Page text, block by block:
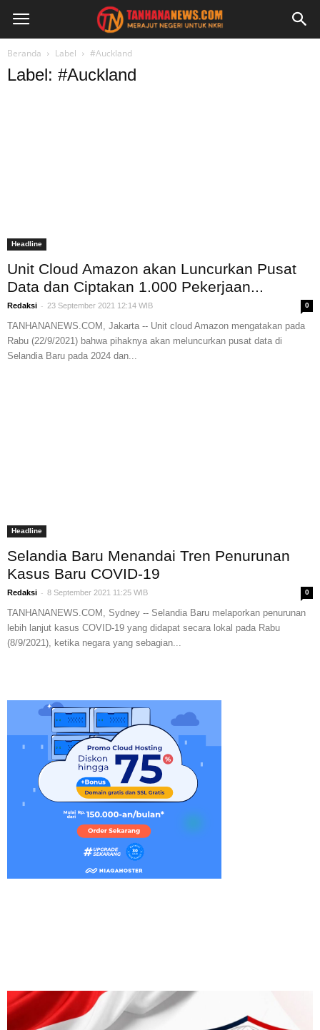
Beranda Label #Auckland
Label: #Auckland
Headline
Unit Cloud Amazon akan Luncurkan Pusat
Data dan Ciptakan 1.000 Pekerjaan...
Redaksi - 23 September 2021 12:14 WIB 0
TANHANANEWS.COM, Jakarta -- Unit cloud Amazon mengatakan pada
Rabu (22/9/2021) bahwa pihaknya akan meluncurkan pusat data di
Selandia Baru pada 2024 dan...
Headline
Selandia Baru Menandai Tren Penurunan
Kasus Baru COVID-19
Redaksi - 8 September 2021 11:25 WIB 0
TANHANANEWS.COM, Sydney -- Selandia Baru melaporkan penurunan
lebih lanjut kasus COVID-19 yang didapat secara lokal pada Rabu
(8/9/2021), ketika negara yang sebagian...